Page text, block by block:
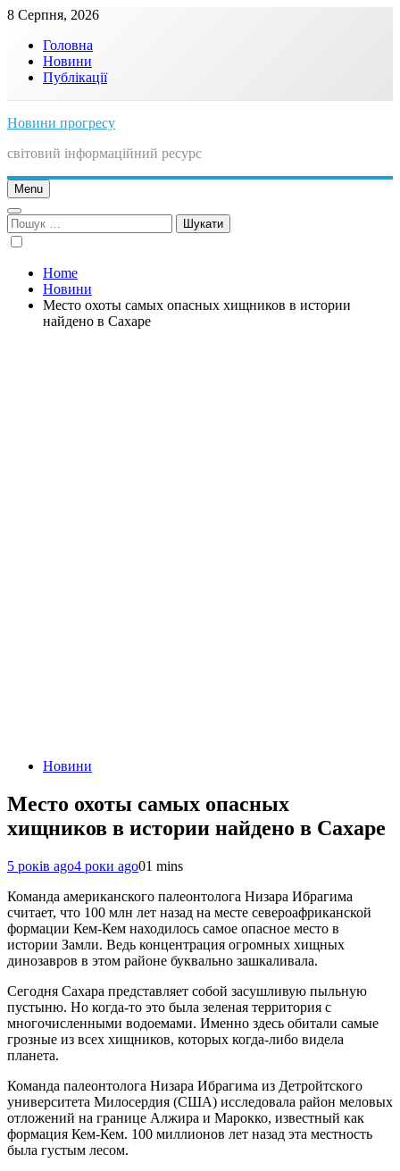
Skip
content
8 Серпня, 2026
Головна
Новини
Публікації
Новини прогресу
світовий інформаційний ресурс
Menu
Пошук:
Home
Новини
Место охоты самых опасных хищников в истории
найдено в Сахаре
Новини
Место охоты самых опасных
хищников в истории найдено в Сахаре
5 років ago4 роки ago01 mins
Команда американского палеонтолога Низара Ибрагима
считает, что 100 млн лет назад на месте североафриканской
формации Кем-Кем находилось самое опасное место в
истории Замли. Ведь концентрация огромных хищных
динозавров в этом районе буквально зашкаливала.
Сегодня Сахара представляет собой засушливую пыльную
пустыню. Но когда-то это была зеленая территория с
многочисленными водоемами. Именно здесь обитали самые
грозные из всех хищников, которых когда-либо видела
планета.
Команда палеонтолога Низара Ибрагима из Детройтского
университета Милосердия (США) исследовала район меловых
отложений на границе Алжира и Марокко, известный как
формация Кем-Кем. 100 миллионов лет назад эта местность
была густым лесом.